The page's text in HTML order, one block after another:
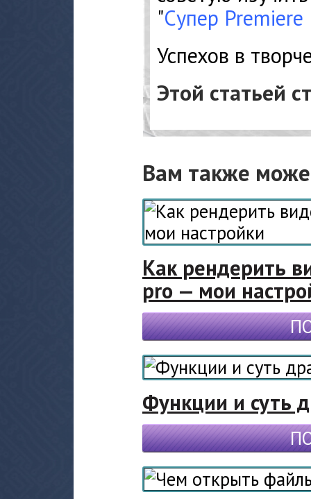
"Супер Premiere
Успехов в
Этой статьей
Вам также
Как рендерить
pro — мои
Функции и суть